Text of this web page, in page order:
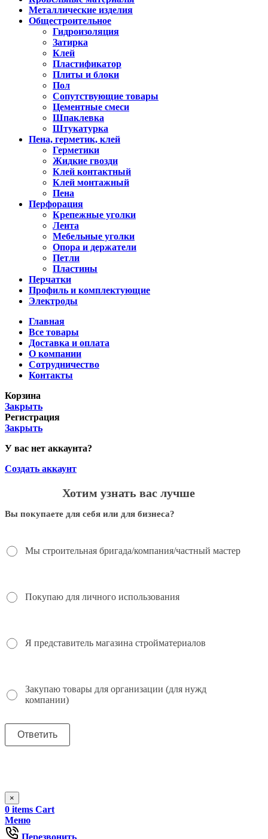
Металлические изделия
Общестроительное
Гидроизоляция
Затирка
Клей
Пластификатор
Плиты и блоки
Пол
Сопутствующие товары
Цементные смеси
Шпаклевка
Штукатурка
Пена, герметик, клей
Герметики
Жидкие гвозди
Клей контактный
Клей монтажный
Пена
Перфорация
Крепежные уголки
Лента
Мебельные уголки
Опора и держатели
Петли
Пластины
Перчатки
Профиль и комплектующие
Электроды
Главная
Все товары
Доставка и оплата
О компании
Сотрудничество
Контакты
Корзина
Закрыть
Регистрация
Закрыть
У вас нет аккаунта?
Создать аккаунт
Хотим узнать вас лучше
Вы покупаете для себя или для бизнеса?
Мы строительная бригада/компания/частный мастер
Покупаю для личного использования
Я представитель магазина стройматериалов
Закупаю товары для организации (для нужд
компании)
×
0 items Cart
Меню